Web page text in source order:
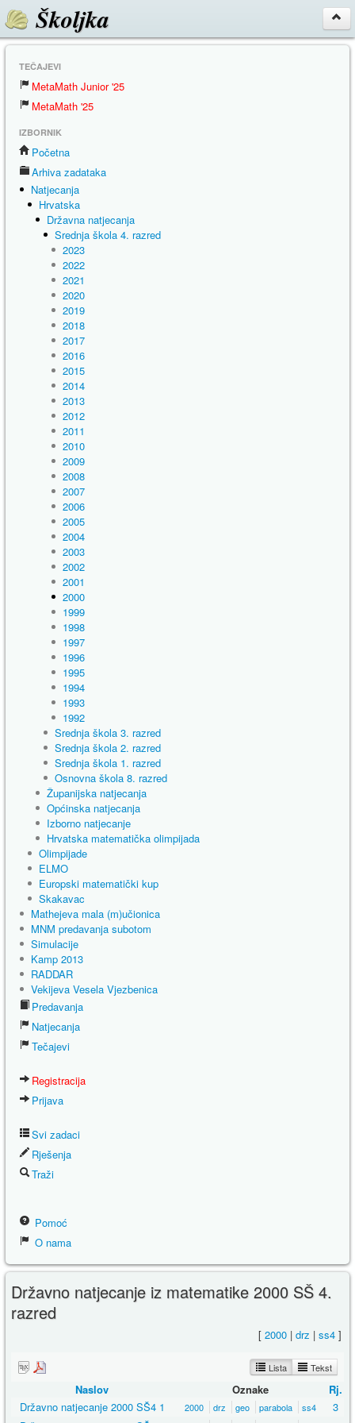
Školjka
TEČAJEVI
MetaMath Junior '25
MetaMath '25
IZBORNIK
Početna
Arhiva zadataka
Natjecanja
Hrvatska
Državna natjecanja
Srednja škola 4. razred
2023
2022
2021
2020
2019
2018
2017
2016
2015
2014
2013
2012
2011
2010
2009
2008
2007
2006
2005
2004
2003
2002
2001
2000
1999
1998
1997
1996
1995
1994
1993
1992
Srednja škola 3. razred
Srednja škola 2. razred
Srednja škola 1. razred
Osnovna škola 8. razred
Županijska natjecanja
Općinska natjecanja
Izborno natjecanje
Hrvatska matematička olimpijada
Olimpijade
ELMO
Europski matematički kup
Skakavac
Mathejeva mala (m)učionica
MNM predavanja subotom
Simulacije
Kamp 2013
RADDAR
Vekijeva Vesela Vjezbenica
Predavanja
Natjecanja
Tečajevi
Registracija
Prijava
Svi zadaci
Rješenja
Traži
Pomoć
O nama
Državno natjecanje iz matematike 2000 SŠ 4.
razred
[ 2000 | drz | ss4 ]
Lista Tekst
Naslov Oznake
Rj.
Državno natjecanje 2000 SŠ4 1
2000 drz geo parabola ss4
3